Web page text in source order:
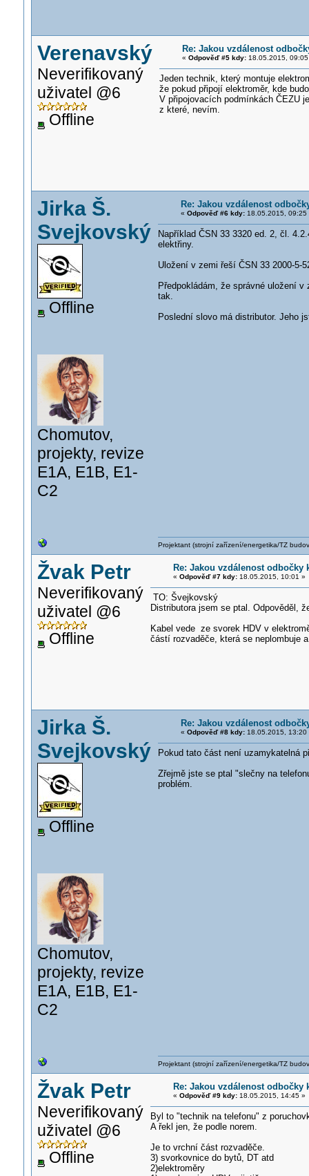
Verenavský
Neverifikovaný
uživatel @6
Offline
Re: Jakou vzdálenost
« Odpověď #5 kdy:18.05.2015, 09:05
Jeden technik, který montuje
že pokud připojí elektroměr, kde
V připojovacích podmínkách ČEZU
z které, nevím.
Jirka Š.
Svejkovský
Offline
Chomutov,
projekty, revize
E1A, E1B, E1-
C2
Re: Jakou vzdálenost
« Odpověď #6 kdy:18.05.2015, 09:25
Například ČSN 33 3320 ed. 2, čl.
elektřiny.
Uložení v zemi řeší ČSN 33 2000-5-
Předpokládám, že správné uložení
tak.
Poslední slovo má distributor. Jeho
Projektant (strojní zařízení/energetika/TZ
Žvak Petr
Neverifikovaný
uživatel @6
Offline
Re: Jakou vzdálenost
« Odpověď #7 kdy:18.05.2015, 10:01 »
TO: Švejkovský
Distributora jsem se ptal. Odpověděl,
Kabel vede ze svorek HDV v
částí rozvaděče, která se neplombuje
Jirka Š.
Svejkovský
Offline
Chomutov,
projekty, revize
E1A, E1B, E1-
C2
Re: Jakou vzdálenost
« Odpověď #8 kdy:18.05.2015, 13:20
Pokud tato část není uzamykatelná
Zřejmě jste se ptal "slečny na
problém.
Projektant (strojní zařízení/energetika/TZ
Žvak Petr
Neverifikovaný
uživatel @6
Offline
Re: Jakou vzdálenost
« Odpověď #9 kdy:18.05.2015, 14:45 »
Byl to "technik na telefonu" z
A řekl jen, že podle norem.
Je to vrchní část rozvaděče.
3) svorkovnice do bytů, DT atd
2)elektroměry